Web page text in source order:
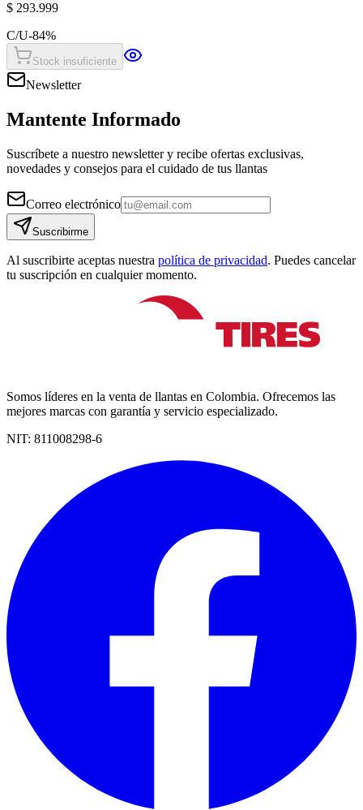
$ 293.999
C/U-84%
Stock insuficiente
Newsletter
Mantente Informado
Suscríbete a nuestro newsletter y recibe ofertas exclusivas,
novedades y consejos para el cuidado de tus llantas
Correo electrónico
Suscribirme
Al suscribirte aceptas nuestra política de privacidad. Puedes cancelar
tu suscripción en cualquier momento.
Somos líderes en la venta de llantas en Colombia. Ofrecemos las
mejores marcas con garantía y servicio especializado.
NIT: 811008298-6